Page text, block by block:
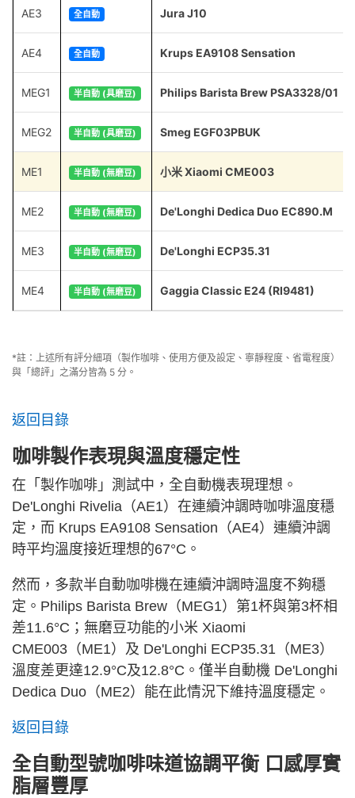
AE3 全自動 Jura J10
AE4 全自動 Krups EA9108 Sensation
MEG1 半自動 (具磨豆) Philips Barista Brew PSA3328/01
MEG2 半自動 (具磨豆) Smeg EGF03PBUK
ME1 半自動 (無磨豆) 小米 Xiaomi CME003
ME2 半自動 (無磨豆) De'Longhi Dedica Duo EC890.M
ME3 半自動 (無磨豆) De'Longhi ECP35.31
ME4 半自動 (無磨豆) Gaggia Classic E24 (RI9481)
*註：上述所有評分細項（製作咖啡、使用方便及設定、寧靜程度、省電程度）
與「總評」之滿分皆為 5 分。
返回目錄
咖啡製作表現與溫度穩定性
在「製作咖啡」測試中，全自動機表現理想。
De'Longhi Rivelia（AE1）在連續沖調時咖啡溫度穩
定，而 Krups EA9108 Sensation（AE4）連續沖調
時平均溫度接近理想的67°C。
然而，多款半自動咖啡機在連續沖調時溫度不夠穩
定。Philips Barista Brew（MEG1）第1杯與第3杯相
差11.6°C；無磨豆功能的小米 Xiaomi
CME003（ME1）及 De'Longhi ECP35.31（ME3）
溫度差更達12.9°C及12.8°C。僅半自動機 De'Longhi
Dedica Duo（ME2）能在此情況下維持溫度穩定。
返回目錄
全自動型號咖啡味道協調平衡 口感厚實
脂層豐厚